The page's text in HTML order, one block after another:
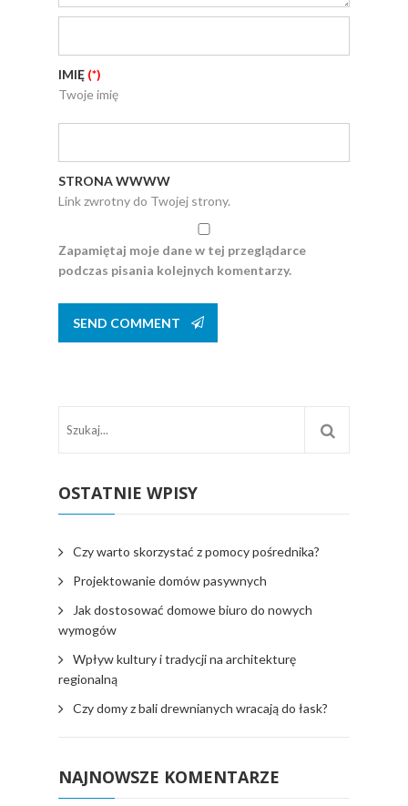
IMIĘ (*)
Twoje imię
STRONA WWWW
Link zwrotny do Twojej strony.
Zapamiętaj moje dane w tej przeglądarce
podczas pisania kolejnych komentarzy.
OSTATNIE WPISY
Czy warto skorzystać z pomocy pośrednika?
Projektowanie domów pasywnych
Jak dostosować domowe biuro do nowych
wymogów
Wpływ kultury i tradycji na architekturę
regionalną
Czy domy z bali drewnianych wracają do łask?
NAJNOWSZE KOMENTARZE